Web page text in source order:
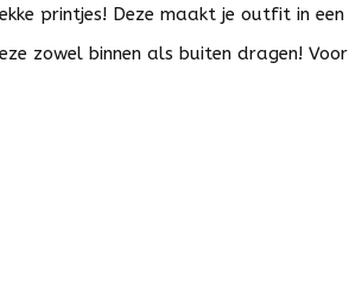
printjes! Deze maakt je outfit in een
zowel binnen als buiten dragen! Voor